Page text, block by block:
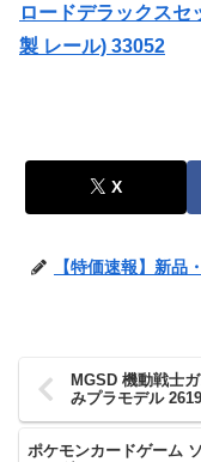
ロードデラックスセ
製 レール) 33052
X
【特価速報】新品
MGSD 機動戦士
みプラモデル
ポケモンカードゲーム